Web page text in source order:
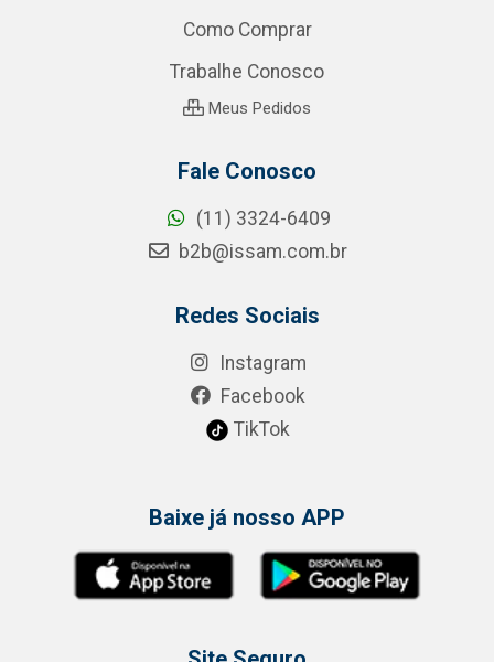
Como Comprar
Trabalhe Conosco
Meus Pedidos
Fale Conosco
(11) 3324-6409
b2b@issam.com.br
Redes Sociais
Instagram
Facebook
TikTok
Baixe já nosso APP